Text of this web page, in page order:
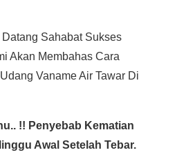
Sahabat Sukses
Akan Membahas Cara
Vaname Air Tawar Di
!! Penyebab Kematian
Awal Setelah Tebar.